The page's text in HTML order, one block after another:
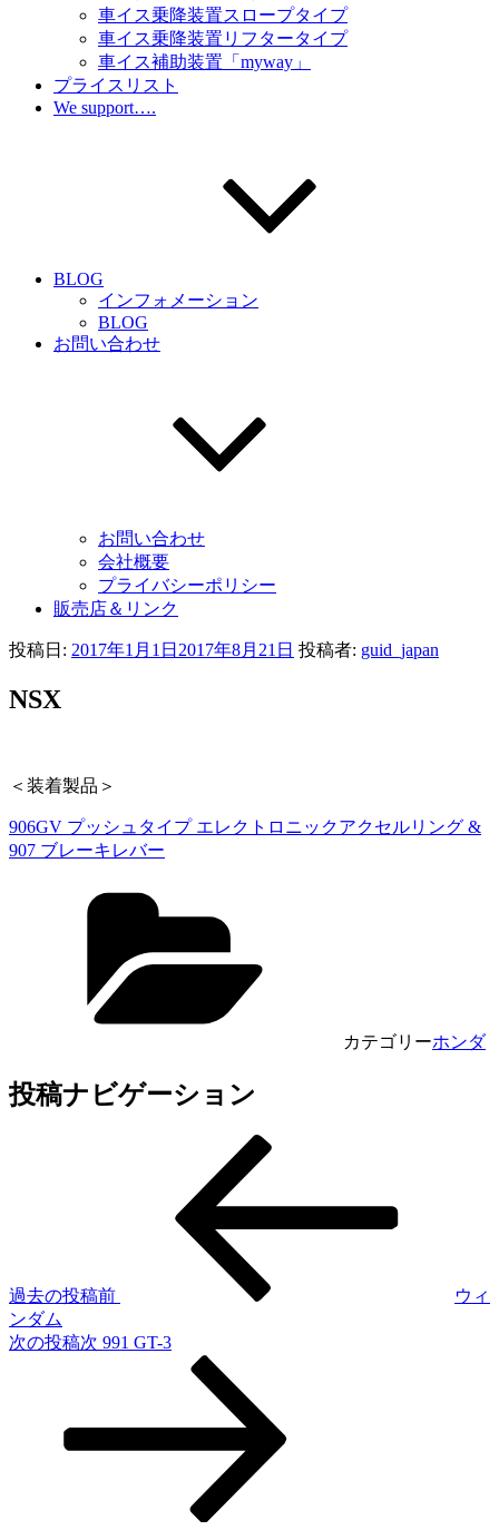
車イス乗降装置スロープタイプ
車イス乗降装置リフタータイプ
車イス補助装置「myway」
プライスリスト
We support….
BLOG
インフォメーション
BLOG
お問い合わせ
お問い合わせ
会社概要
プライバシーポリシー
販売店＆リンク
投稿日: 2017年1月1日 2017年8月21日 投稿者: guid_japan
NSX
＜装着製品＞
906GV プッシュタイプ エレクトロニックアクセルリング &
907 ブレーキレバー
カテゴリーホンダ
投稿ナビゲーション
過去の投稿前
ウィ
ンダム
次の投稿次 991 GT-3